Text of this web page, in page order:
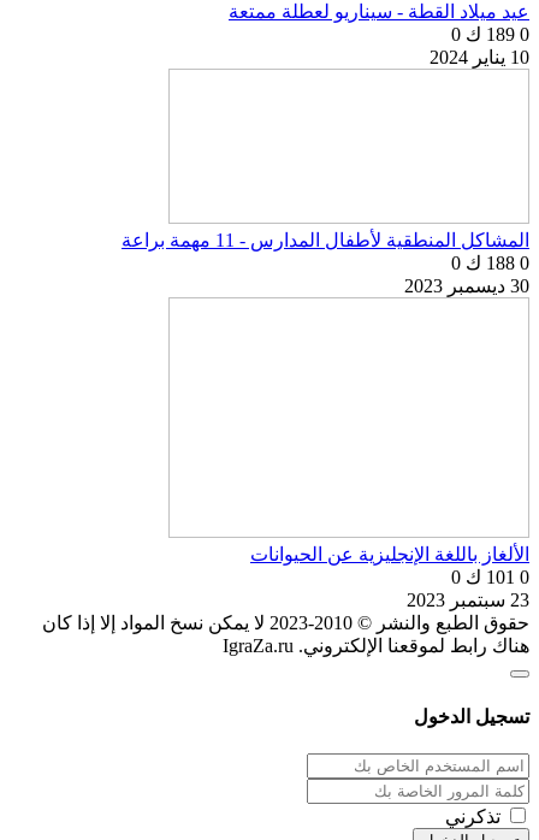
عيد ميلاد القطة - سيناريو لعطلة ممتعة
0 189 ك
0
10 يناير 2024
المشاكل المنطقية لأطفال المدارس - 11 مهمة براعة
0 188 ك
0
30 ديسمبر 2023
الألغاز باللغة الإنجليزية عن الحيوانات
0 101 ك
0
23 سبتمبر 2023
حقوق الطبع والنشر © 2010-2023 لا يمكن نسخ المواد إلا إذا كان
هناك رابط لموقعنا الإلكتروني. IgraZa.ru
تسجيل الدخول
تذكرني